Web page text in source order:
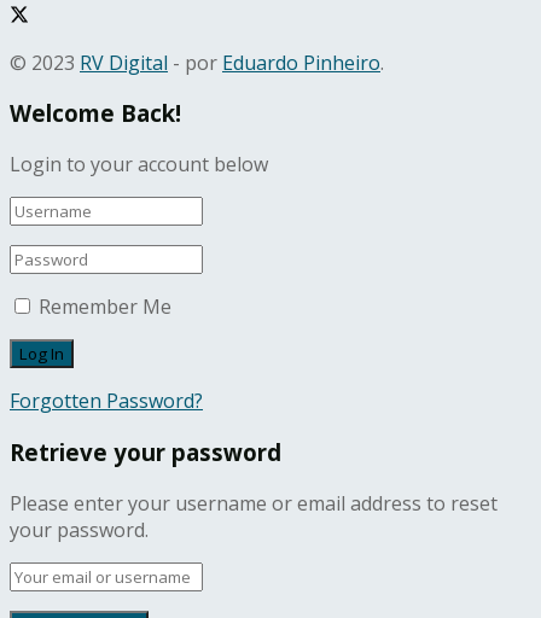
© 2023 RV Digital - por Eduardo Pinheiro.
Welcome Back!
Login to your account below
Remember Me
Forgotten Password?
Retrieve your password
Please enter your username or email address to reset
your password.